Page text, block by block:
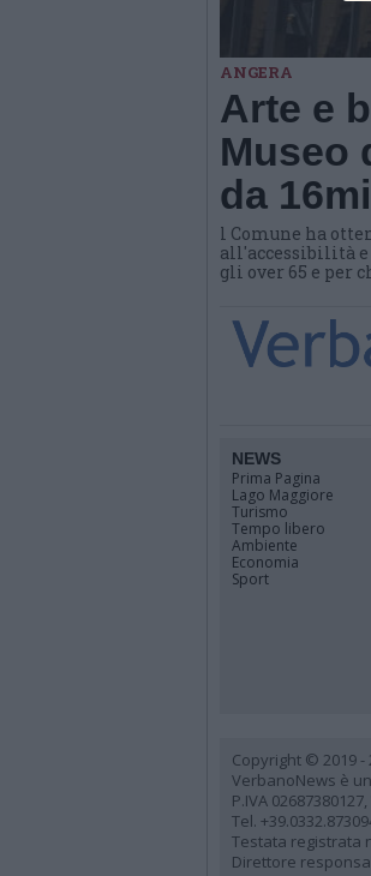
ANGERA
Arte e
Museo
da
l Comune ha
all'accessibilità
gli over 65 e per
NEWS
Prima Pagina
Lago Maggiore
Turismo
Tempo libero
Ambiente
Economia
Sport
Copyright © 2019
VerbanoNews è
P.IVA
Tel.
Testata registrata
Direttore